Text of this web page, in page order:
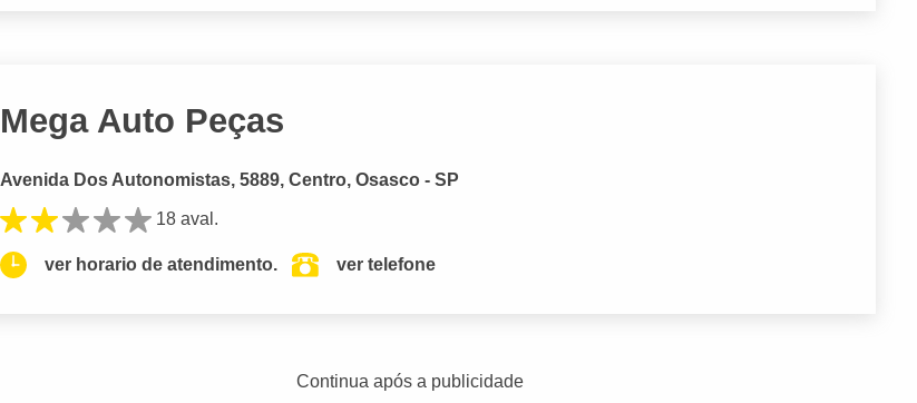
Mega Auto Peças
Avenida Dos Autonomistas, 5889, Centro, Osasco - SP
18 aval.
ver horario de atendimento. ver telefone
Continua após a publicidade